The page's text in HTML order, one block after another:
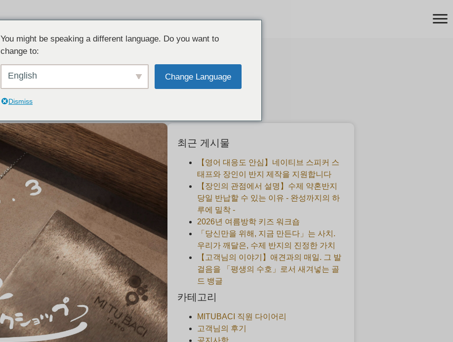
여름방학 키즈 워크숍 2025
최근 게시물
【영어 대응도 안심】네이티브 스피커 스
태프와 장인이 반지 제작을 지원합니다
【장인의 관점에서 설명】수제 약혼반지
당일 반납할 수 있는 이유 - 완성까지의 하
루에 밀착 -
2026년 여름방학 키즈 워크숍
「당신만을 위해, 지금 만든다」는 사치.
우리가 깨달은, 수제 반지의 진정한 가치
【고객님의 이야기】애견과의 매일. 그 발
걸음을 「평생의 수호」로서 새겨넣는 골
드 뱅글
카테고리
MITUBACI 직원 다이어리
고객님의 후기
공지사항
You might be speaking a different language. Do you want to
change to:
English Change Language
Dismiss